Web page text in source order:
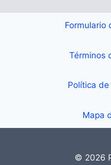
Formulario
Términos
Política
Mapa
© 2026